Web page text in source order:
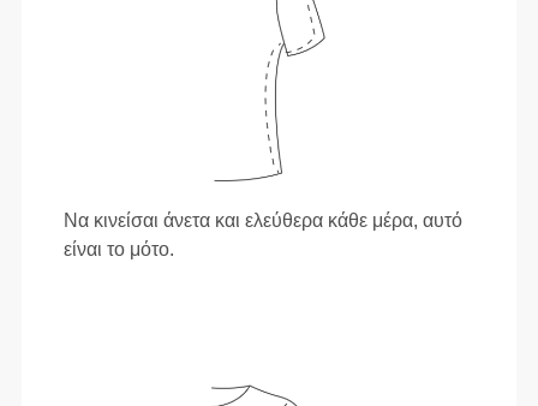
Να κινείσαι άνετα και ελεύθερα κάθε μέρα, αυτό
είναι το μότο.